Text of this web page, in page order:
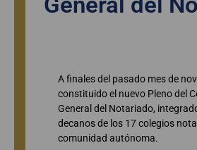
A finales del pasado mes de
constituido el nuevo Pleno del
General del Notariado,
decanos de los 17 colegios
comunidad autónoma.